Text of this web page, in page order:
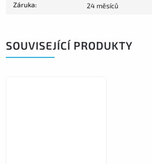
Záruka: 24 měsíců
SOUVISEJÍCÍ PRODUKTY